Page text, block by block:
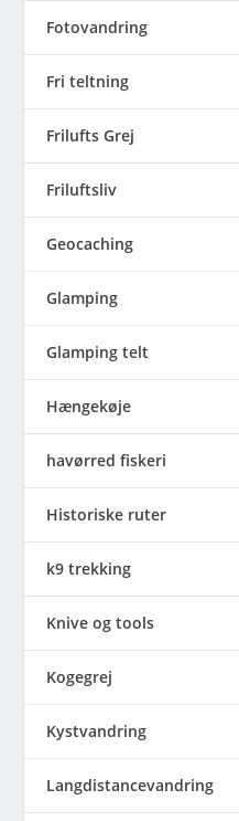
Fotovandring
Fri teltning
Frilufts Grej
Friluftsliv
Geocaching
Glamping
Glamping telt
Hængekøje
havørred fiskeri
Historiske ruter
k9 trekking
Knive og tools
Kogegrej
Kystvandring
Langdistancevandring